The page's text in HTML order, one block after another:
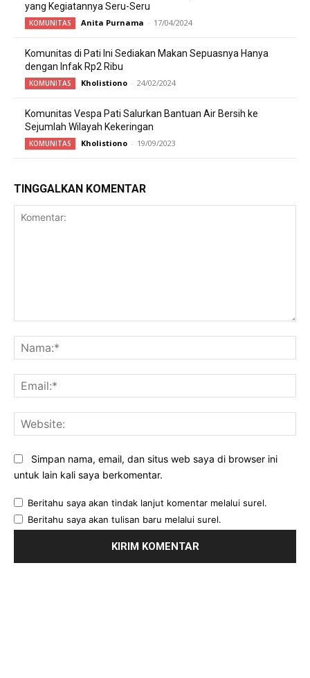
yang Kegiatannya Seru-Seru
KOMUNITAS Anita Purnama - 17/04/2024
Komunitas di Pati Ini Sediakan Makan Sepuasnya Hanya
dengan Infak Rp2 Ribu
KOMUNITAS Kholistiono - 24/02/2024
Komunitas Vespa Pati Salurkan Bantuan Air Bersih ke
Sejumlah Wilayah Kekeringan
KOMUNITAS Kholistiono - 19/09/2023
TINGGALKAN KOMENTAR
Simpan nama, email, dan situs web saya di browser ini
untuk lain kali saya berkomentar.
Beritahu saya akan tindak lanjut komentar melalui surel.
Beritahu saya akan tulisan baru melalui surel.